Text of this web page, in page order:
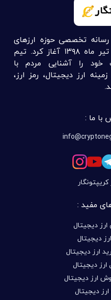
رسانه تخصصی حوزه ارزهای
دیجیتال، فعالیت خود را از تیر ماه ۱۳۹۸ آغاز کرد. تیم
خود را آشنایی مردم با
ارز دیجیتال، رمز ارز،
با ما :
مفید :
دیجیتال
دیجیتال
ارز دیجیتال
دیجیتال
ارز دیجیتال
دیجیتال